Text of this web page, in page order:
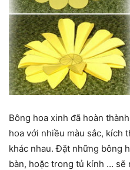
Bông hoa xinh đã hoàn
hoa với nhiều màu sắc, kích
khác nhau. Đặt những bông
bàn, hoặc trong tủ kính … sẽ